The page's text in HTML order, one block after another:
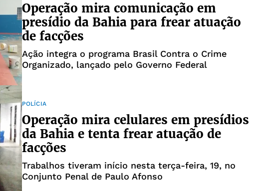
Operação mira comunicação em
presídio da Bahia para frear atuação
de facções
Ação integra o programa Brasil Contra o Crime
Organizado, lançado pelo Governo Federal
POLÍCIA
Operação mira celulares em presídios
da Bahia e tenta frear atuação de
facções
Trabalhos tiveram início nesta terça-feira, 19, no
Conjunto Penal de Paulo Afonso